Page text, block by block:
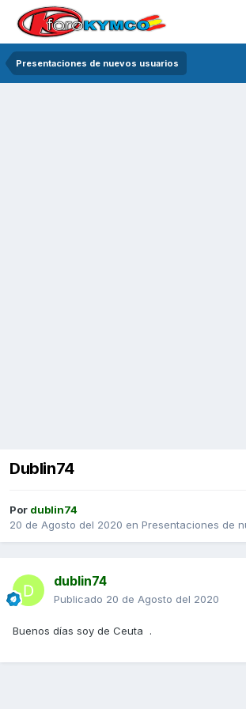
Presentaciones de nuevos usuarios
Dublin74
Por dublin74
20 de Agosto del 2020 en Presentaciones de
dublin74
Publicado 20 de Agosto del 2020
Buenos días soy de Ceuta .